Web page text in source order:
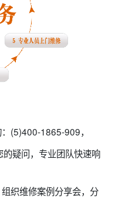
(5)400-1865-909，
疑问，专业团队快速响
织维修案例分享会，分